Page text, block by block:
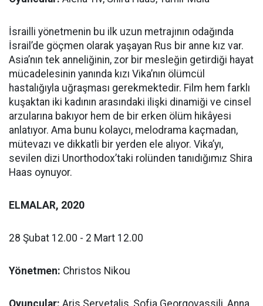
İsrailli yönetmenin bu ilk uzun metrajının odağında
İsrail’de göçmen olarak yaşayan Rus bir anne kız var.
Asia’nın tek anneliğinin, zor bir mesleğin getirdiği hayat
mücadelesinin yanında kızı Vika’nın ölümcül
hastalığıyla uğraşması gerekmektedir. Film hem farklı
kuşaktan iki kadının arasındaki ilişki dinamiği ve cinsel
arzularına bakıyor hem de bir erken ölüm hikâyesi
anlatıyor. Ama bunu kolaycı, melodrama kaçmadan,
mütevazı ve dikkatli bir yerden ele alıyor. Vika’yı,
sevilen dizi Unorthodox’taki rolünden tanıdığımız Shira
Haas oynuyor.
ELMALAR, 2020
28 Şubat 12.00 - 2 Mart 12.00
Yönetmen: Christos Nikou
Oyuncular: Aris Servetalis, Sofia Georgovassili, Anna